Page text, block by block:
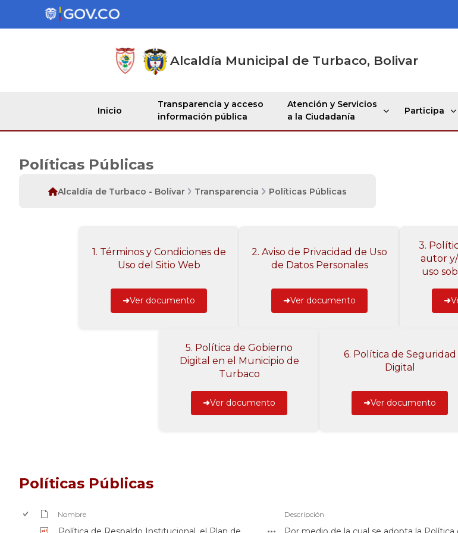
Alcaldía Municipal de Turbaco, Bolivar
Inicio
Transparencia y acceso
información pública
Atención y Servicios
a la Ciudadanía
Participa
Políticas Públicas
Alcaldía de Turbaco - Bolívar Transparencia Políticas Públicas
1. Términos y Condiciones de
Uso del Sitio Web
Ver documento
2. Aviso de Privacidad de Uso
de Datos Personales
Ver documento
3.
autor
uso
5. Política de Gobierno
Digital en el Municipio de
Turbaco
Ver documento
6. Política de Seguridad
Digital
Ver documento
​Políticas Públicas
Nombre Descripción